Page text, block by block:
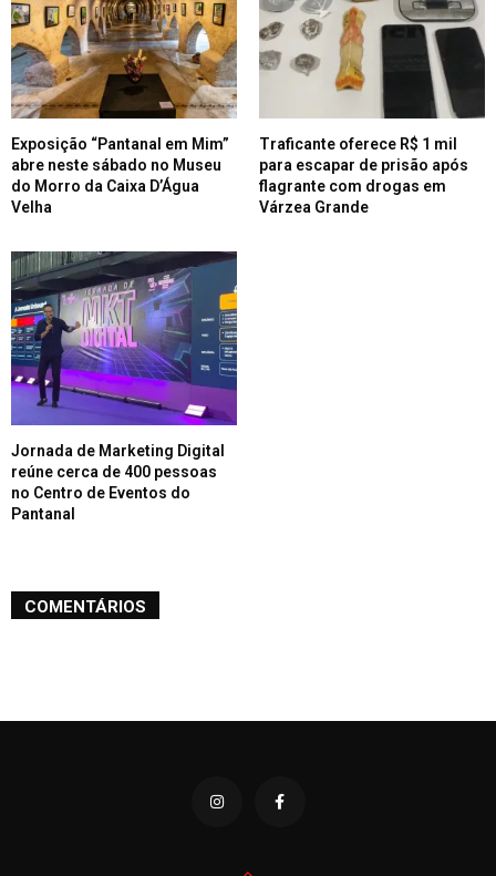
Exposição “Pantanal em Mim”
abre neste sábado no Museu
do Morro da Caixa D’Água
Velha
Traficante oferece R$ 1 mil
para escapar de prisão após
flagrante com drogas em
Várzea Grande
Jornada de Marketing Digital
reúne cerca de 400 pessoas
no Centro de Eventos do
Pantanal
COMENTÁRIOS